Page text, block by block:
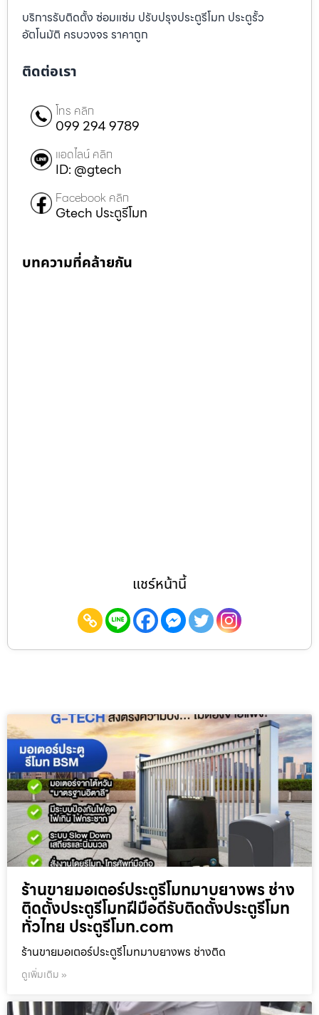
บริการรับติดตั้ง ซ่อมแซ่ม ปรับปรุงประตูรีโมท ประตูรั้ว
อัตโนมัติ ครบวงจร ราคาถูก
ติดต่อเรา
โทร คลิก
099 294 9789
แอดไลน์ คลิก
ID: @gtech
Facebook คลิก
Gtech ประตูรีโมท
บทความที่คล้ายกัน
แชร์หน้านี้
ร้านขายมอเตอร์ประตูรีโมทมาบยางพร ช่าง
ติดตั้งประตูรีโมทฝีมือดีรับติดตั้งประตูรีโมท
ทั่วไทย ประตูรีโมท.com
ร้านขายมอเตอร์ประตูรีโมทมาบยางพร ช่างติด
ดูเพิ่มเติม »